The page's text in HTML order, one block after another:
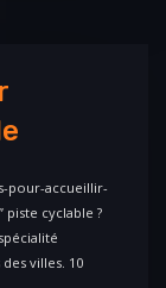
pour-accueillir-
piste cyclable ?
villes. 10